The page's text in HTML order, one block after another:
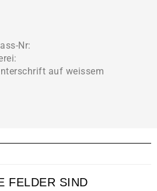
Nr:
auf weissem
FELDER SIND